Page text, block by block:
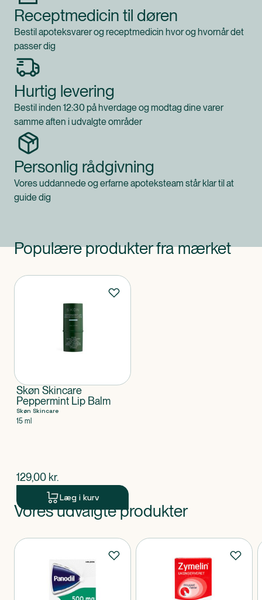
Receptmedicin til døren
Bestil apoteksvarer og receptmedicin hvor og hvornår det
passer dig
Hurtig levering
Bestil inden 12:30 på hverdage og modtag dine varer
samme aften i udvalgte områder
Personlig rådgivning
Vores uddannede og erfarne apoteksteam står klar til at
guide dig
Populære produkter fra mærket
Produkter
Skøn Skincare
Peppermint Lip Balm
Skøn Skincare
15 ml
$nuværende pris
129,00 kr.
Læg i kurv
Produkt 1 af 0
Vores udvalgte produkter
Produkter